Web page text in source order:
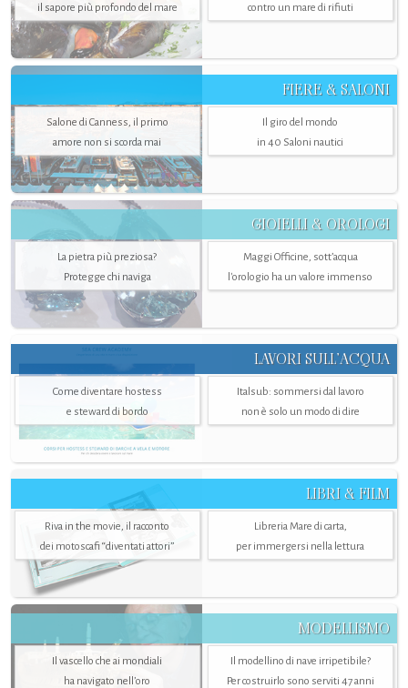
il sapore più profondo del mare
contro un mare di rifiuti
FIERE & SALONI
Salone di Canness, il primo
amore non si scorda mai
Il giro del mondo
in 40 Saloni nautici
GIOIELLI & OROLOGI
La pietra più preziosa?
Protegge chi naviga
Maggi Officine, sott’acqua
l'orologio ha un valore immenso
LAVORI SULL’ACQUA
Come diventare hostess
e steward di bordo
Italsub: sommersi dal lavoro
non è solo un modo di dire
LIBRI & FILM
Riva in the movie, il racconto
dei motoscafi “diventati attori”
Libreria Mare di carta,
per immergersi nella lettura
MODELLISMO
Il vascello che ai mondiali
ha navigato nell’oro
Il modellino di nave irripetibile?
Per costruirlo sono serviti 47 anni